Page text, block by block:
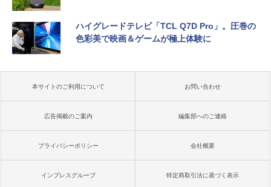
ハイグレードテレビ「TCL Q7D Pro」。圧巻の
色彩美で映画＆ゲームが極上体験に
本サイトのご利用について お問い合わせ
広告掲載のご案内 編集部へのご連絡
プライバシーポリシー 会社概要
インプレスグループ 特定商取引法に基づく表示